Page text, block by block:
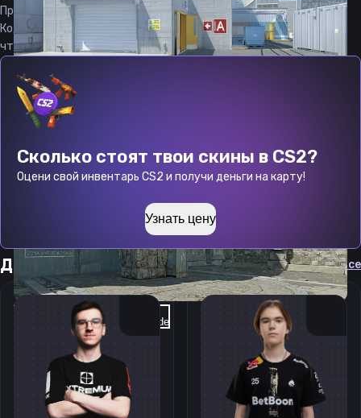
Previous slide Next slide
Прицел atarax1a является актуальным на
06.08.2026
Код прицела
CS 2 стараемся еженедельно обновлять,
чтобы вы могли играть с актуальными настройками игрока.
Сколько стоят твои скины в CS2?
Оцени свой инвентарь CS2 и получи деньги на карту!
Узнать цену
Другие прицелы Cмотреть все